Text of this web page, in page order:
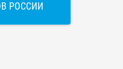
РОССИИ